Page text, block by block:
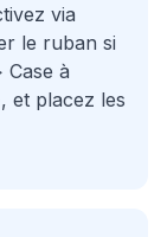
via
le ruban si
à
et placez les